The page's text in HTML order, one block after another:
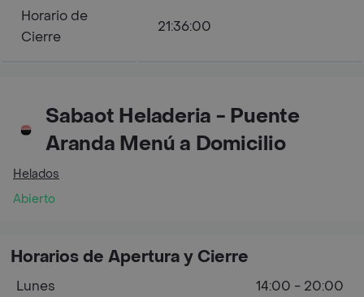
Horario de
Cierre
21:36:00
Sabaot Heladeria - Puente
Aranda Menú a Domicilio
Helados
Abierto
Horarios de Apertura y Cierre
Lunes
14:00 - 20:00